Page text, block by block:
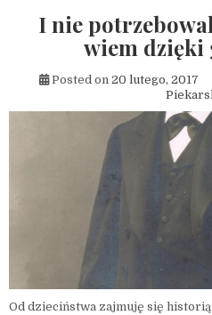
I nie
wiem dzięki
Posted on 20 lutego, 2017
Od dzieciństwa zajmuję się